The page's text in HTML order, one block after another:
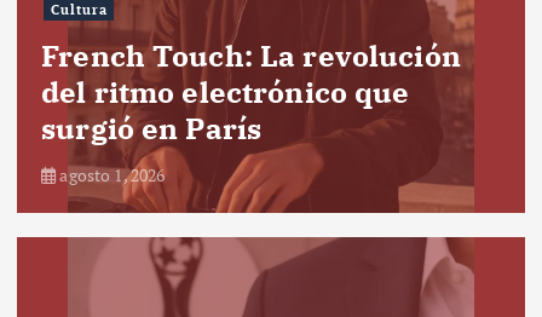
Cultura
French Touch: La revolución
del ritmo electrónico que
surgió en París
agosto 1, 2026